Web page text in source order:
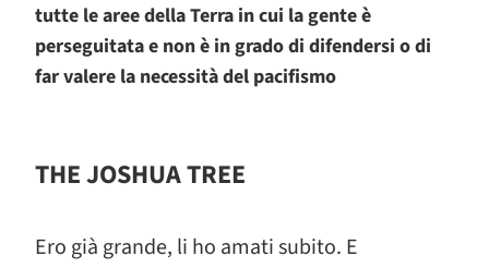
tutte le aree della Terra in cui la gente è
perseguitata e non è in grado di difendersi o di
far valere la necessità del pacifismo
THE JOSHUA TREE
Ero già grande, li ho amati subito. E